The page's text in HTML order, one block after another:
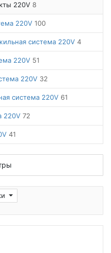
220V 8
220V 100
система 220V 4
220V 51
220V 32
система 220V 61
220V 72
41